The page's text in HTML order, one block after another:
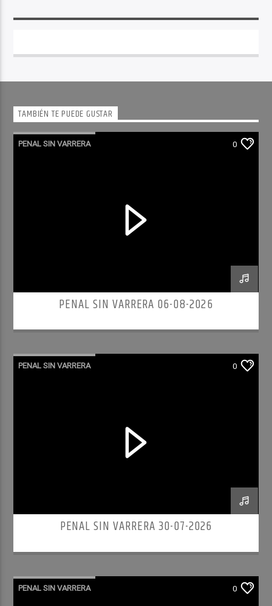
TAMBIÉN TE PUEDE GUSTAR
PENAL SIN VARRERA 0
PENAL SIN VARRERA 06-08-2026
PENAL SIN VARRERA 0
PENAL SIN VARRERA 30-07-2026
PENAL SIN VARRERA 0